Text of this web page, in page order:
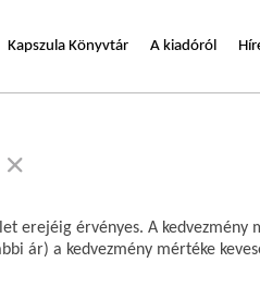
Kapszula Könyvtár A kiadóról
erejéig érvényes. A kedvezmény
ár) a kedvezmény mértéke